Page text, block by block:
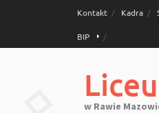
Kontakt Kadra
BIP
w Rawie